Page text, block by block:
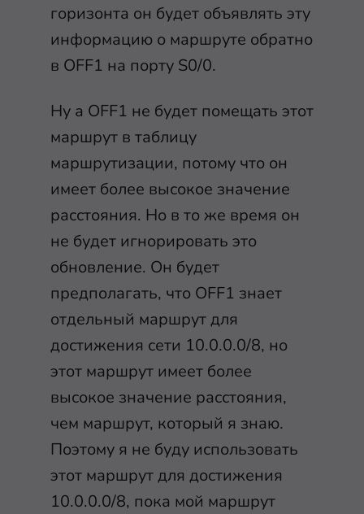
горизонта он будет объявлять эту
информацию о маршруте обратно
в OFF1 на порту S0/0.
Ну а OFF1 не будет помещать этот
маршрут в таблицу
маршрутизации, потому что он
имеет более высокое значение
расстояния. Но в то же время он
не будет игнорировать это
обновление. Он будет
предполагать, что OFF1 знает
отдельный маршрут для
достижения сети 10.0.0.0/8, но
этот маршрут имеет более
высокое значение расстояния,
чем маршрут, который я знаю.
Поэтому я не буду использовать
этот маршрут для достижения
10.0.0.0/8, пока мой маршрут